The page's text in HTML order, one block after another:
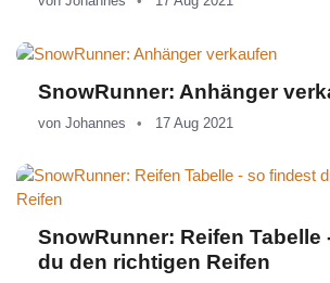
SnowRunner: Anhänger
von Johannes 17 Aug 2021
SnowRunner: Reifen Tabelle
du den richtigen Reifen